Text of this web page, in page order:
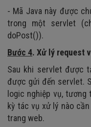
- Mã Java này được
trong một servlet
doPost()).
Bước 4. Xử lý request
Sau khi servlet được
được gửi đến servlet.
logic nghiệp vụ,
kỳ tác vụ xử lý nào
trang web.